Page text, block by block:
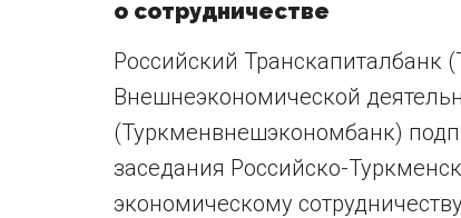
о сотрудничестве
Российский
Внешнеэкономической
(Туркменвнешэкономбанк)
заседания Российско-
экономическому